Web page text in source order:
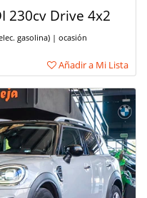
230cv Drive 4x2
gasolina) | ocasión
Añadir a Mi Lista